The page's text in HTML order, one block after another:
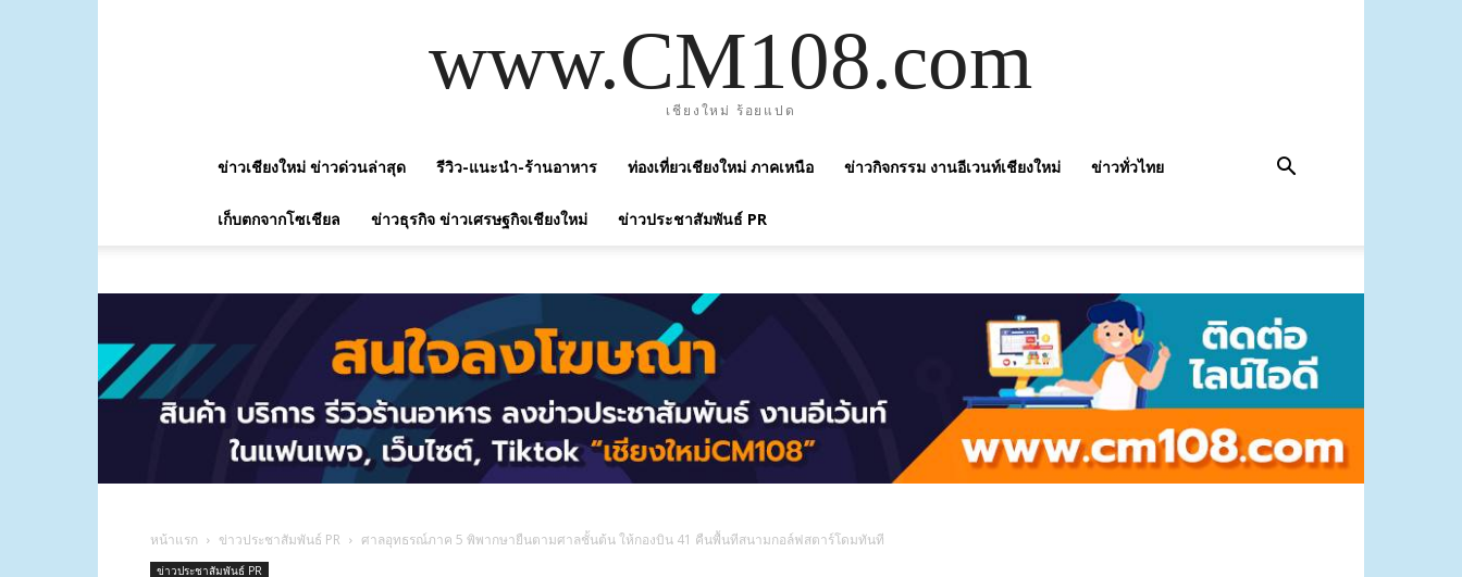
www.CM108.com
เชียงใหม่ ร้อยแปด
ข่าวเชียงใหม่ ข่าวด่วนล่าสุด รีวิว-แนะนำ-ร้านอาหาร ท่องเที่ยวเชียงใหม่ ภาคเหนือ ข่าวกิจกรรม งานอีเวนท์เชียงใหม่ ข่าวทั่วไทย
เก็บตกจากโซเชียล ข่าวธุรกิจ ข่าวเศรษฐกิจเชียงใหม่ ข่าวประชาสัมพันธ์ PR
หน้าแรก ข่าวประชาสัมพันธ์ PR ศาลอุทธรณ์ภาค 5 พิพากษายืนตามศาลชั้นต้น ให้กองบิน 41 คืนพื้นทีสนามกอล์ฟสตาร์โดมทันที
ข่าวประชาสัมพันธ์ PR